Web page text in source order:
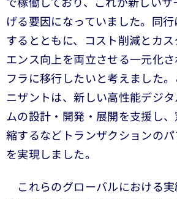
で稼働しており、これが新しい
げる要因になっていました。同
するとともに、コスト削減とカス
エンス向上を両立させる一元化
フラに移行したいと考えました
ニザントは、新しい高性能デジ
ムの設計・開発・展開を支援し
縮するなどトランザクションの
を実現しました。
これらのグローバルにおける実